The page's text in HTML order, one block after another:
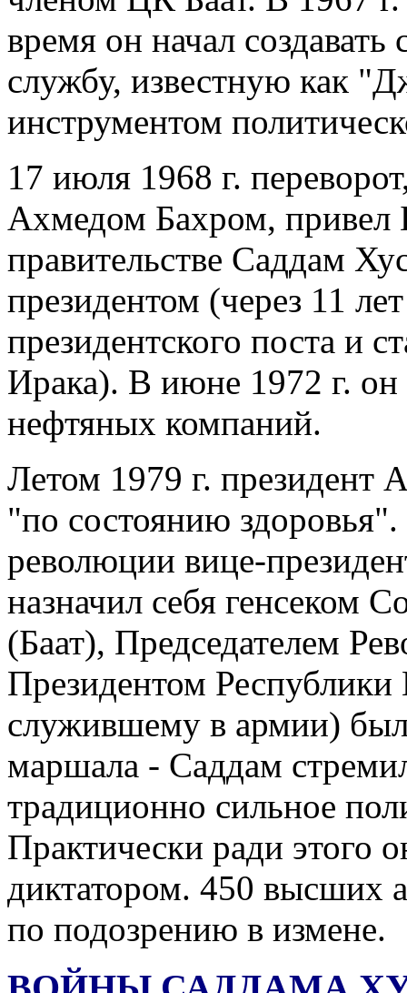
время он начал
службу, известную как
инструментом
17 июля 1968 г.
Ахмедом Бахром, привел
правительстве Саддам
президентом (через 11
президентского поста и
Ирака). В июне 1972 г.
нефтяных компаний.
Летом 1979 г. президент
"по состоянию
революции вице-
назначил себя генсеком
(Баат), Председателем
Президентом
служившему в армии)
маршала - Саддам
традиционно сильное
Практически ради этого
диктатором. 450 высших
по подозрению в измене.